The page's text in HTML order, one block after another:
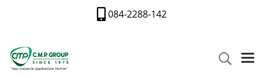
084-2288-142